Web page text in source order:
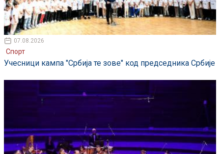
07.08.2026
Спорт
Учесници кампа "Србија те зове" код председника Србије